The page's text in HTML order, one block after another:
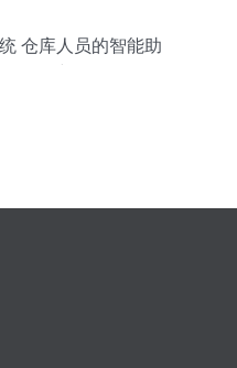
仓库人员的智能助